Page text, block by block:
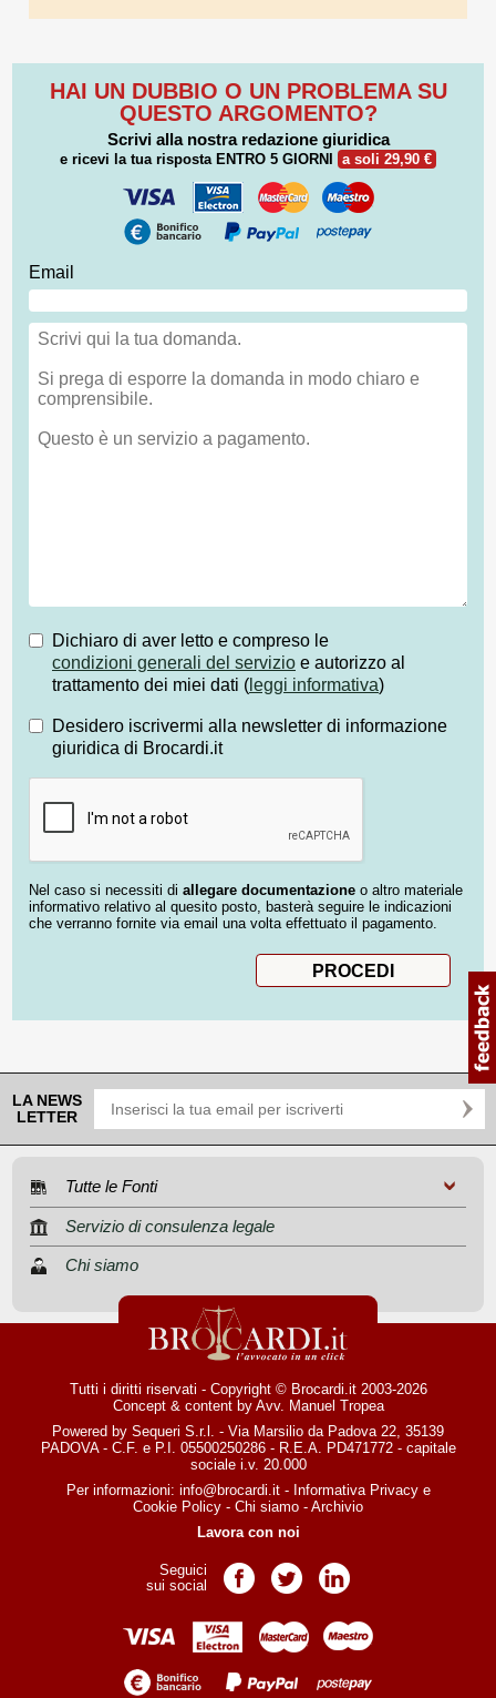
HAI UN DUBBIO O UN PROBLEMA SU
QUESTO ARGOMENTO?
Scrivi alla nostra redazione giuridica
e ricevi la tua risposta ENTRO 5 GIORNI a soli 29,90 €
Email
Dichiaro di aver letto e compreso le
condizioni generali del servizio e autorizzo al
trattamento dei miei dati ( leggi informativa)
Desidero iscrivermi alla newsletter di informazione
giuridica di Brocardi.it
Nel caso si necessiti di allegare documentazione o altro materiale
informativo relativo al quesito posto, basterà seguire le indicazioni
che verranno fornite via email una volta effettuato il pagamento.
LA NEWS
LETTER
Tutte le Fonti
Servizio di consulenza legale
Chi siamo
Tutti i diritti riservati - Copyright © Brocardi.it 2003-2026
Concept & content by Avv. Manuel Tropea
Powered by Sequeri S.r.l. - Via Marsilio da Padova 22, 35139
PADOVA - C.F. e P.I. 05500250286 - R.E.A. PD471772 - capitale
sociale i.v. 20.000
Per informazioni: info@brocardi.it- Informativa Privacye
Cookie Policy - Chi siamo - Archivio
Lavora con noi
Seguici
sui social
Pagina Facebook
Pagina TwitterPagina LinkedIn